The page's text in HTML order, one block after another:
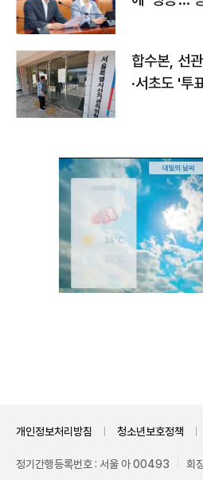
합수본, 선
·서초도 '투
개인정보처리방침 청소년보호정책
정기간행등록번호 : 서울 아 00493
회